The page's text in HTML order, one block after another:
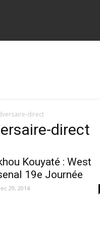
direct
direct
Kouyaté : West
19e Journée
29, 2014